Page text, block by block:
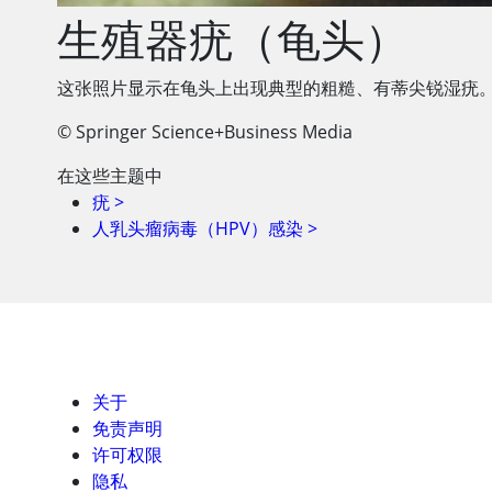
生殖器疣（龟头）
这张照片显示在龟头上出现典型的粗糙、有蒂尖锐湿疣
© Springer Science+Business Media
在这些主题中
疣>
人乳头瘤病毒（HPV）感染 >
关于
免责声明
许可权限
隐私